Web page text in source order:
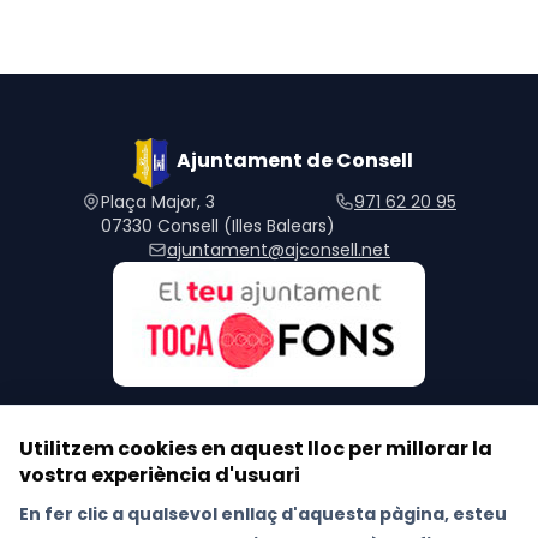
Ajuntament de Consell
Plaça Major, 3
07330 Consell (Illes Balears)
971 62 20 95
ajuntament@ajconsell.net
Utilitzem cookies en aquest lloc per millorar la
vostra experiència d'usuari
En fer clic a qualsevol enllaç d'aquesta pàgina, esteu